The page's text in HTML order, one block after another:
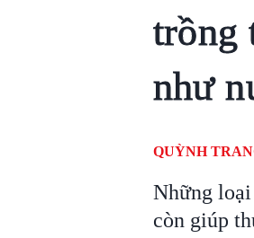
trồng
như
QUỲNH
Những loại
còn giúp